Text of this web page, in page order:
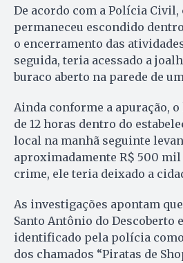
De acordo com a Polícia
permaneceu escondido
o encerramento das
seguida, teria acessado a
buraco aberto na parede de
Ainda conforme a apuração,
de 12 horas dentro do
local na manhã seguinte
aproximadamente R$ 500 mil
crime, ele teria deixado a
As investigações apontam
Santo Antônio do Descoberto
identificado pela polícia como
dos chamados “Piratas de